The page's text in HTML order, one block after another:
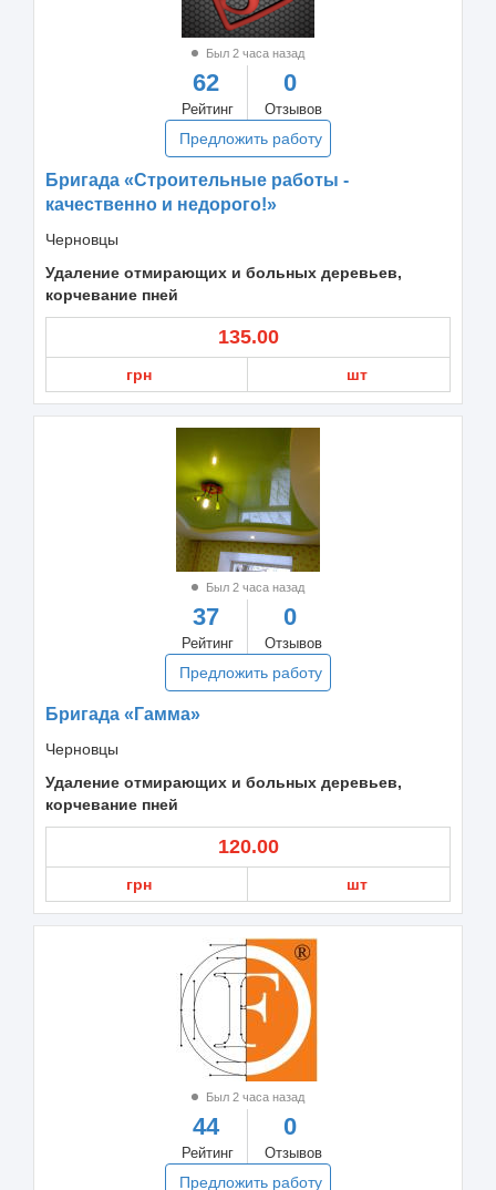
Был 2 часа назад
62
Рейтинг
0
Отзывов
Предложить работу
Бригада «Строительные работы -
качественно и недорого!»
Черновцы
Удаление отмирающих и больных деревьев,
корчевание пней
135.00
грн шт
Был 2 часа назад
37
Рейтинг
0
Отзывов
Предложить работу
Бригада «Гамма»
Черновцы
Удаление отмирающих и больных деревьев,
корчевание пней
120.00
грн шт
Был 2 часа назад
44
Рейтинг
0
Отзывов
Предложить работу